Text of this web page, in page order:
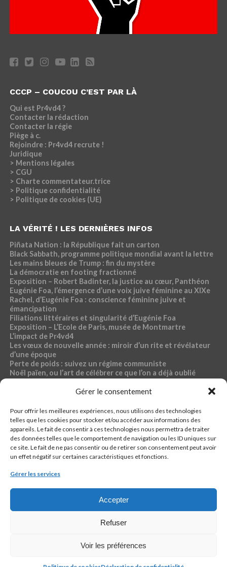
Gérer le consentement
Pour offrir les meilleures expériences, nous utilisons des technologies
telles que les cookies pour stocker et/ou accéder aux informations des
appareils. Le fait de consentir à ces technologies nous permettra de traiter
des données telles que le comportement de navigation ou les ID uniques sur
ce site. Le fait de ne pas consentir ou de retirer son consentement peut avoir
un effet négatif sur certaines caractéristiques et fonctions.
Gérer les services
Accepter
Refuser
Voir les préférences
CCCP – COUCOU C’EST PAR LÀ
Qui est Pr4vd4 ?
Contacter la rédaction
Contacter la régie
Piège à c.
Rejoindre : Pr4vd4 recrute !
Juridique
> Mentions légales
> CGU
> Charte commentateur.trice
> Politique confidentialité
> Politique de cookies (UE)
LA VÉRITÉ ! LES DERNIÈRES INFOS
Piñata Nation : la République fait un carton
Black Sabbath, programme politique mondial avant la lettre
Les mains bleues de Trump : fin du mystère
La démocratie en footing fractionné
Exposition – Robert Badinter, la justice au cœur, Panthéon
Eugénie Foa, l’émergence d’une voix juive féminine au XIXe
Rachel, d’Eugénie Foa : conscience féminine juive et
émancipation
Filiations littéraires et singularité d’Eugénie Foa
Exposition – L’Ecole de Paris, musée de Montmartre
L’impact de Pr4vd4
Les vœux de nouvelle année : miroir d’un rite et révélateur
d’une époque
Perte de poids : suivez un régime communiste
Noël païen, ou l’art de célébrer ce que l’on a déjà oublié
Dossier « Café du commerce »
RUBRIQUES PR4VD4
44-fillette
Ch4ud l’infø
Econømie
Santé, sport, bien-être, sexo
CONTACTER LA RÉDACTION
REJOINDRE : PR4VD4 RECRUTE !